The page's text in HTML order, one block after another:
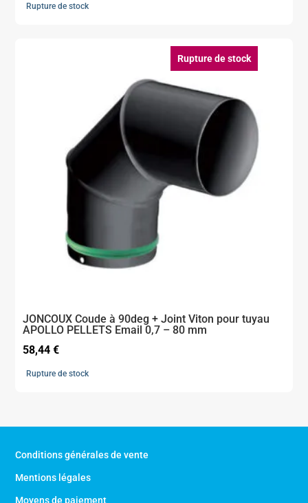
Rupture de stock
Rupture de stock
JONCOUX Coude à 90deg + Joint Viton pour tuyau
APOLLO PELLETS Email 0,7 – 80 mm
58,44€
Rupture de stock
Conditions générales de vente
Mentions légales
Moyens de paiement